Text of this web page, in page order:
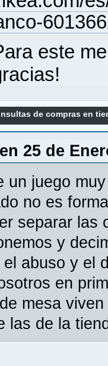
este
de compras en
25 de
un juego
no es
separar las
y
abuso y el
en
mesa
las de la